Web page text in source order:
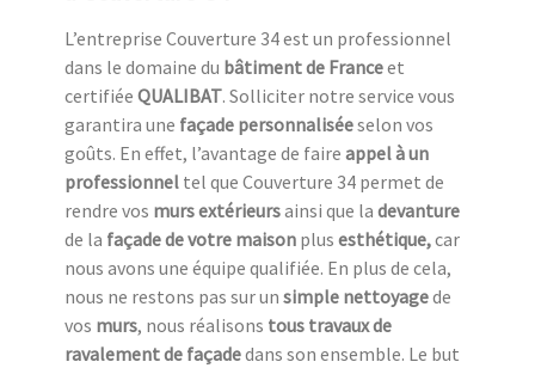
L’entreprise Couverture 34 est un professionnel
dans le domaine du bâtiment de Franceet
certifiée QUALIBAT. Solliciter notre service vous
garantira une façade personnaliséeselon vos
goûts. En effet, l’avantage de faire appel à un
professionnel tel que Couverture 34 permet de
rendre vos murs extérieursainsi que la devanture
de la façade de votre maison plus esthétique,car
nous avons une équipe qualifiée. En plus de cela,
nous ne restons pas sur un simple nettoyagede
vos murs, nous réalisons tous travaux de
ravalement de façadedans son ensemble. Le but